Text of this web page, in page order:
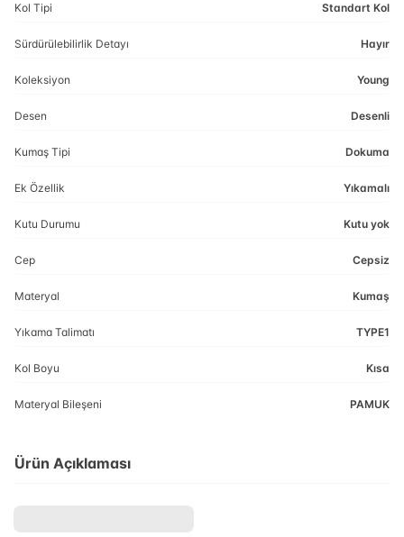
Kol Tipi Standart Kol
Sürdürülebilirlik Detayı Hayır
Koleksiyon Young
Desen Desenli
Kumaş Tipi Dokuma
Ek Özellik Yıkamalı
Kutu Durumu Kutu yok
Cep Cepsiz
Materyal Kumaş
Yıkama Talimatı TYPE1
Kol Boyu Kısa
Materyal Bileşeni PAMUK
Ürün Açıklaması